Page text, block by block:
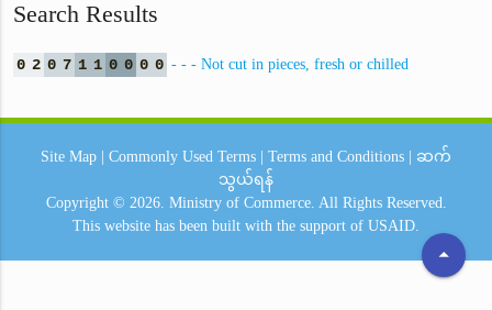
Search Results
0 2 0 7 1 1 0 0 0 0 - - - Not cut in pieces, fresh or chilled
arrow_drop_up
Site Map Commonly Used Terms Terms and Conditions
ဆက်
သွယ်ရန်
Copyright © 2026. Ministry of Commerce. All Rights Reserved.
This website has been built with the support of USAID.